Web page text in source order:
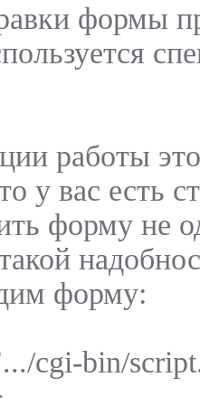
формы
работы
у вас есть
форму не
форму:
cgi-bin/